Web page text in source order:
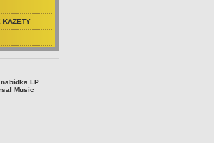
KAZETY
LP
Music